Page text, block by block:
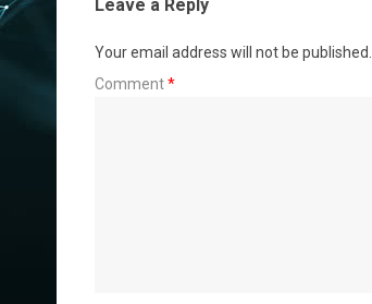
Leave a Reply
Your email address will not be published.
Comment*